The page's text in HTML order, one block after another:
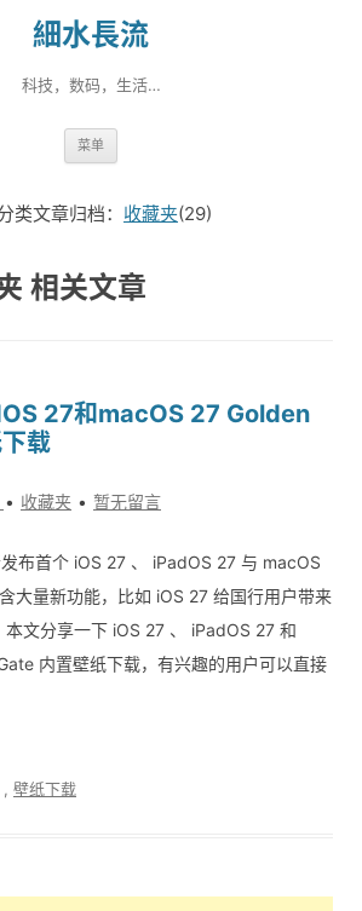
細水長流
科技，数码，生活…
菜单
到
类文章归档： 收藏夹(29)
相关文章
27和macOS 27 Golden
载
收藏夹 暂无留言
布首个 iOS 27 、 iPadOS 27 与 macOS
大量新功能，比如 iOS 27 给国行用户带来
本文分享一下 iOS 27 、 iPadOS 27 和
内置壁纸下载，有兴趣的用户可以直接
壁纸下载